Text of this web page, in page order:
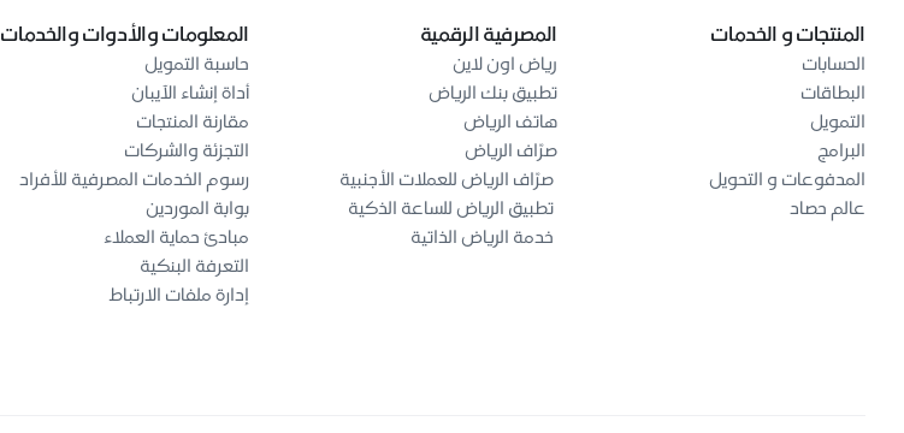
المنتجات و الخدمات
الحسابات
البطاقات
التمويل
البرامج
المدفوعات و التحويل
عالم حصاد
المصرفية الرقمية
رياض اون لاين
تطبيق بنك الرياض
هاتف الرياض
صرّاف الرياض
صرّاف الرياض للعملات الأجنبية
تطبيق الرياض للساعة الذكية
خدمة الرياض الذاتية
المعلومات والأدوات والخدمات
حاسبة التمويل
أداة إنشاء الآيبان
مقارنة المنتجات
التجزئة والشركات
رسوم الخدمات المصرفية للأفراد
بوابة الموردين
مبادئ حماية العملاء
التعرفة البنكية
إدارة ملفات الارتباط